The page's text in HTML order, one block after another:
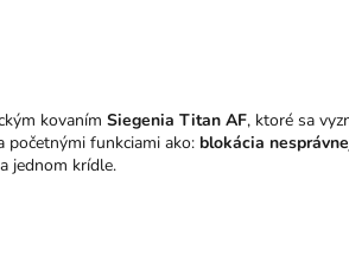
kovaním Siegenia Titan AF, ktoré sa
funkciami ako: blokácia
jednom krídle.